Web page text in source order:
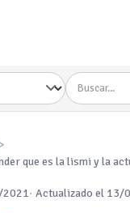
que es la lismi y la
Actualizado el 13/